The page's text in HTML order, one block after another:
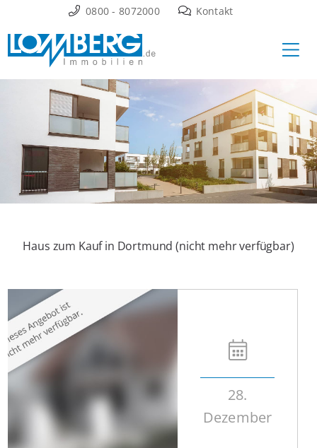
Inhalt
springen
0800 - 8072000 Kontakt
Haus zum Kauf in Dortmund (nicht mehr verfügbar)
28.
Dezember